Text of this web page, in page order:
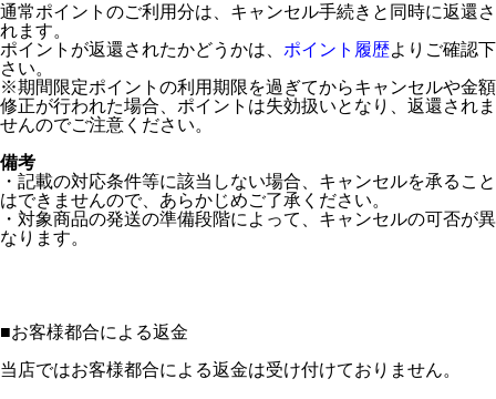
通常ポイントのご利用分は、キャンセル手続きと同時に返還さ
れます。
ポイントが返還されたかどうかは、 ポイント履歴よりご確認下
さい。
※期間限定ポイントの利用期限を過ぎてからキャンセルや金額
修正が行われた場合、ポイントは失効扱いとなり、返還されま
せんのでご注意ください。
備考
・記載の対応条件等に該当しない場合、キャンセルを承ること
はできませんので、あらかじめご了承ください。
・対象商品の発送の準備段階によって、キャンセルの可否が異
なります。
■お客様都合による返金
当店ではお客様都合による返金は受け付けておりません。